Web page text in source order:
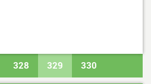
328 329 330